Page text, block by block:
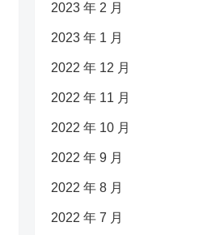
2023 年 2 月
2023 年 1 月
2022 年 12 月
2022 年 11 月
2022 年 10 月
2022 年 9 月
2022 年 8 月
2022 年 7 月